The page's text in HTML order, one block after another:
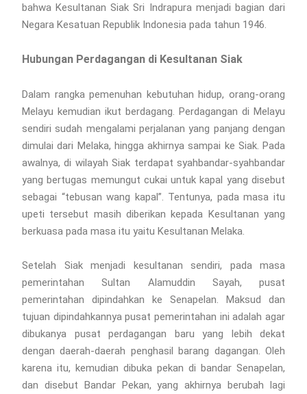
bahwa Kesultanan Siak Sri Indrapura menjadi bagian dari
Negara Kesatuan Republik Indonesia pada tahun 1946.
Hubungan Perdagangan di Kesultanan Siak
Dalam rangka pemenuhan kebutuhan hidup, orang-orang
Melayu kemudian ikut berdagang. Perdagangan di Melayu
sendiri sudah mengalami perjalanan yang panjang dengan
dimulai dari Melaka, hingga akhirnya sampai ke Siak. Pada
awalnya, di wilayah Siak terdapat syahbandar-syahbandar
yang bertugas memungut cukai untuk kapal yang disebut
sebagai “tebusan wang kapal”. Tentunya, pada masa itu
upeti tersebut masih diberikan kepada Kesultanan yang
berkuasa pada masa itu yaitu Kesultanan Melaka.
Setelah Siak menjadi kesultanan sendiri, pada masa
pemerintahan Sultan Alamuddin Sayah, pusat
pemerintahan dipindahkan ke Senapelan. Maksud dan
tujuan dipindahkannya pusat pemerintahan ini adalah agar
dibukanya pusat perdagangan baru yang lebih dekat
dengan daerah-daerah penghasil barang dagangan. Oleh
karena itu, kemudian dibuka pekan di bandar Senapelan,
dan disebut Bandar Pekan, yang akhirnya berubah lagi